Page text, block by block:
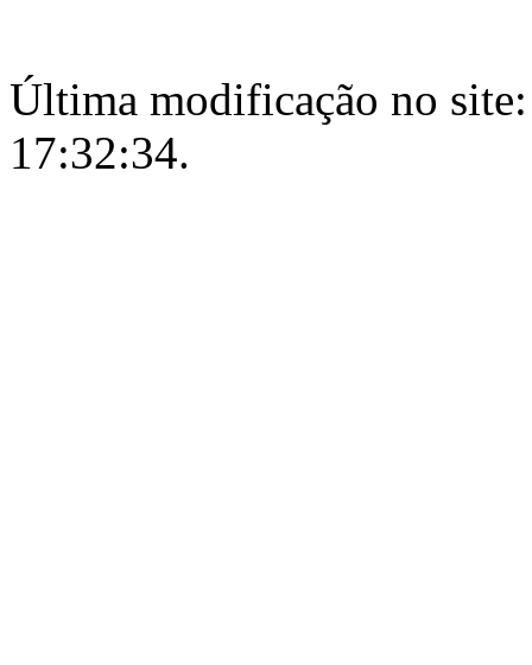
Última modificação no
17:32:34.